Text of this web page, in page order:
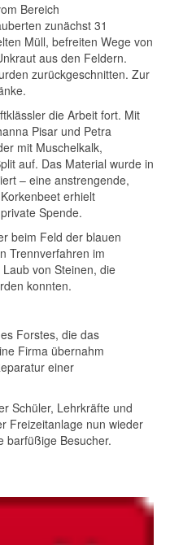
Bereich
zunächst 31
Müll, befreiten Wege von
aus den Feldern.
zurückgeschnitten. Zur
die Arbeit fort. Mit
Pisar und Petra
mit Muschelkalk,
auf. Das Material wurde in
– eine anstrengende,
erhielt
Spende.
beim Feld der blauen
Trennverfahren im
von Steinen, die
konnten.
Forstes, die das
Firma übernahm
einer
Schüler, Lehrkräfte und
Freizeitanlage nun wieder
barfüßige Besucher.